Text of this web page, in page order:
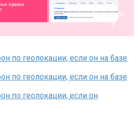
по геолокации, если он на базе
по геолокации, если он на базе
по геолокации, если он